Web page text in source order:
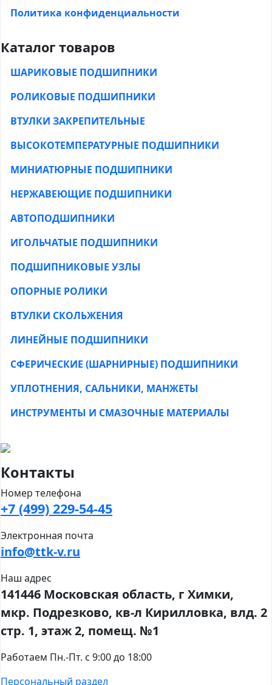
Политика конфиденциальности
Каталог товаров
ШАРИКОВЫЕ ПОДШИПНИКИ
РОЛИКОВЫЕ ПОДШИПНИКИ
ВТУЛКИ ЗАКРЕПИТЕЛЬНЫЕ
ВЫСОКОТЕМПЕРАТУРНЫЕ ПОДШИПНИКИ
МИНИАТЮРНЫЕ ПОДШИПНИКИ
НЕРЖАВЕЮЩИЕ ПОДШИПНИКИ
АВТОПОДШИПНИКИ
ИГОЛЬЧАТЫЕ ПОДШИПНИКИ
ПОДШИПНИКОВЫЕ УЗЛЫ
ОПОРНЫЕ РОЛИКИ
ВТУЛКИ СКОЛЬЖЕНИЯ
ЛИНЕЙНЫЕ ПОДШИПНИКИ
СФЕРИЧЕСКИЕ (ШАРНИРНЫЕ) ПОДШИПНИКИ
УПЛОТНЕНИЯ, САЛЬНИКИ, МАНЖЕТЫ
ИНСТРУМЕНТЫ И СМАЗОЧНЫЕ МАТЕРИАЛЫ
Контакты
Номер телефона
+7 (499) 229-54-45
Электронная почта
info@ttk-v.ru
Наш адрес
141446 Московская область, г Химки,
мкр. Подрезково, кв-л Кирилловка, влд. 2
стр. 1, этаж 2, помещ. №1
Работаем Пн.-Пт. с 9:00 до 18:00
Персональный раздел